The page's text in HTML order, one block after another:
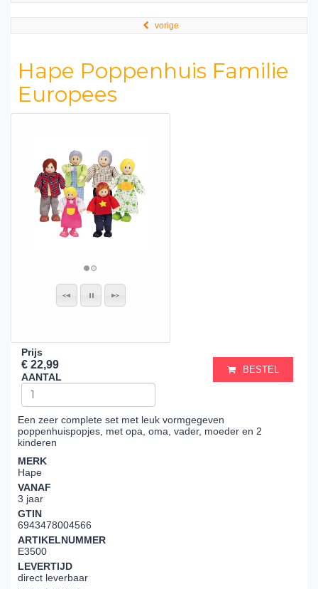
vorige
Hape Poppenhuis Familie
Europees
Prijs
€ 22,99
AANTAL
BESTEL
Een zeer complete set met leuk vormgegeven
poppenhuispopjes, met opa, oma, vader, moeder en 2
kinderen
MERK
Hape
VANAF
3 jaar
GTIN
6943478004566
ARTIKELNUMMER
E3500
LEVERTIJD
direct leverbaar